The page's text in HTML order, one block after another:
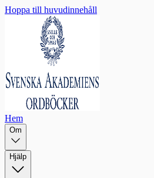
Hoppa till huvudinnehåll
Hem
Om
Hjälp